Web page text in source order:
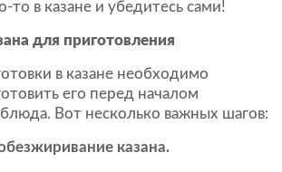
то в казане и убедитесь сами!
для приготовления
в казане необходимо
его перед началом
Вот несколько важных шагов:
казана.